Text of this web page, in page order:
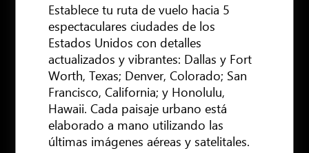
Establece tu ruta de vuelo hacia 5
espectaculares ciudades de los
Estados Unidos con detalles
actualizados y vibrantes: Dallas y Fort
Worth, Texas; Denver, Colorado; San
Francisco, California; y Honolulu,
Hawaii. Cada paisaje urbano está
elaborado a mano utilizando las
últimas imágenes aéreas y satelitales.
CONSÍGUELO AHORA